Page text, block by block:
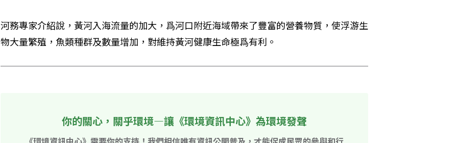
河務專家介紹說，黃河入海流量的加大，爲河口附近海域帶來了豐富的營養物質，使浮游生
物大量繁殖，魚類種群及數量增加，對維持黃河健康生命極爲有利。
你的關心，關乎環境—讓《環境資訊中心》為環境發聲